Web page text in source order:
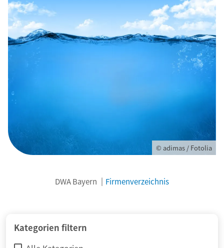
© adimas / Fotolia
DWA Bayern Firmenverzeichnis
Kategorien filtern